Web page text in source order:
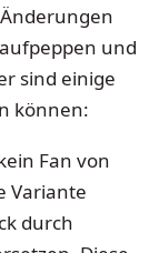
und
sind einige
können:
Fan von
Variante
durch